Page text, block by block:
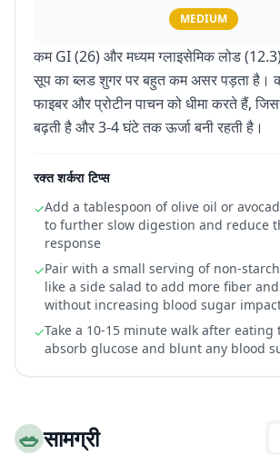
MEDIUM
कम GI (26) और मध्यम ग्लाइसेमिक लोड
सूप का ब्लड शुगर पर बहुत कम असर पड़ता है।
फाइबर और प्रोटीन पाचन को धीमा करते हैं,
बढ़ती है और 3-4 घंटे तक ऊर्जा बनी रहती है।
रक्त शर्करा टिप्स
✓Add a tablespoon of olive oil or
to further slow digestion and reduce
response
✓Pair with a small serving of non-
like a side salad to add more fiber
without increasing blood sugar
✓Take a 10-15 minute walk after eating
absorb glucose and blunt any blood
🥗सामग्री